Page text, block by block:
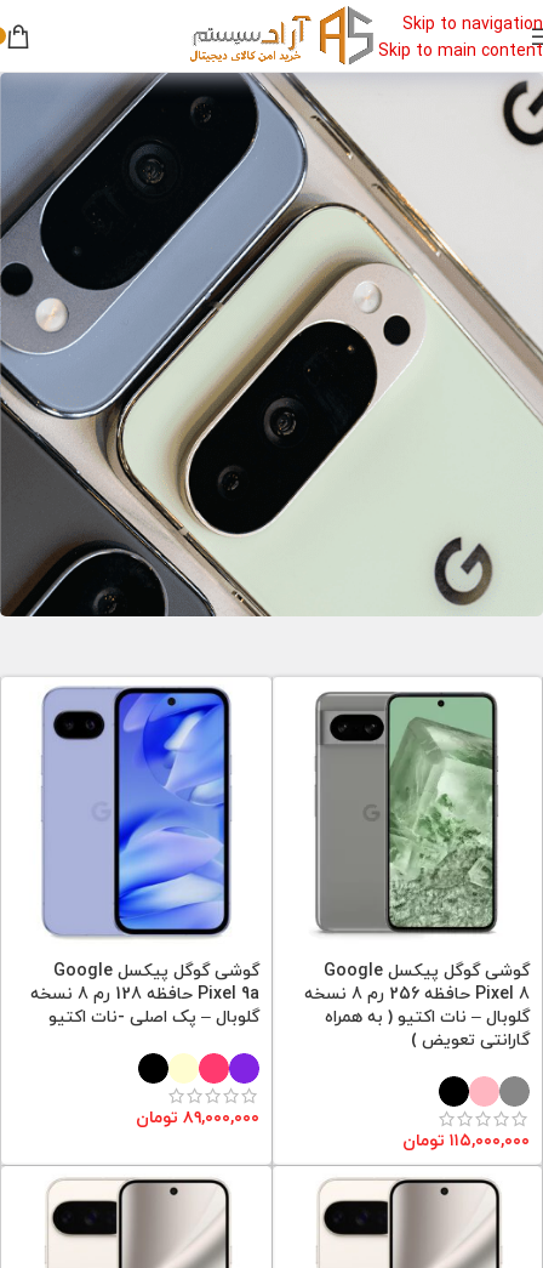
Skip to navigation
Skip to main content
الان بخر بعدا پرداخت کن!
گوشی گوگل پیکسل Google
Pixel 8 حافظه 256 رم 8 نسخه
گلوبال – نات اکتیو ( به همراه
گارانتی تعویض )
۱۱۵,۰۰۰,۰۰۰ تومان
گوشی گوگل پیکسل Google
Pixel 9a حافظه 128 رم 8 نسخه
گلوبال – پک اصلی -نات اکتیو
۸۹,۰۰۰,۰۰۰ تومان